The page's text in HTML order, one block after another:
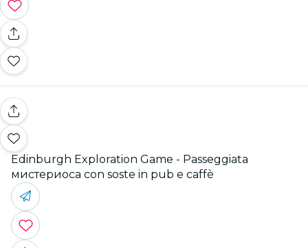
Edinburgh Exploration Game - Passeggiata
мистериоса con soste in pub e caffè